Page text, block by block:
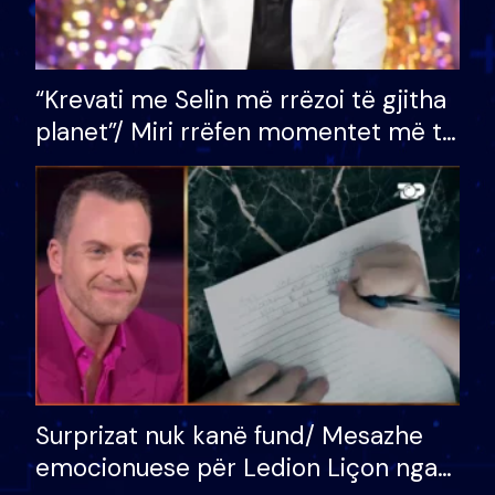
“Krevati me Selin më rrëzoi të gjitha
planet”/ Miri rrëfen momentet më të
bukura në shtëpinë e BB VIP: Do më
mungojë zilja e mëngjesit kur…
Surprizat nuk kanë fund/ Mesazhe
emocionuese për Ledion Liçon nga